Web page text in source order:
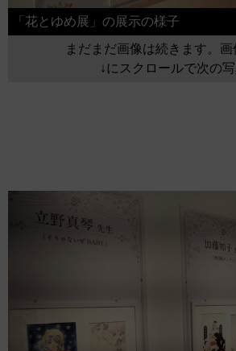
「花とゆめ展」の展示の様子
まだまだ画像は続きます。画
↓にスクロールで次の